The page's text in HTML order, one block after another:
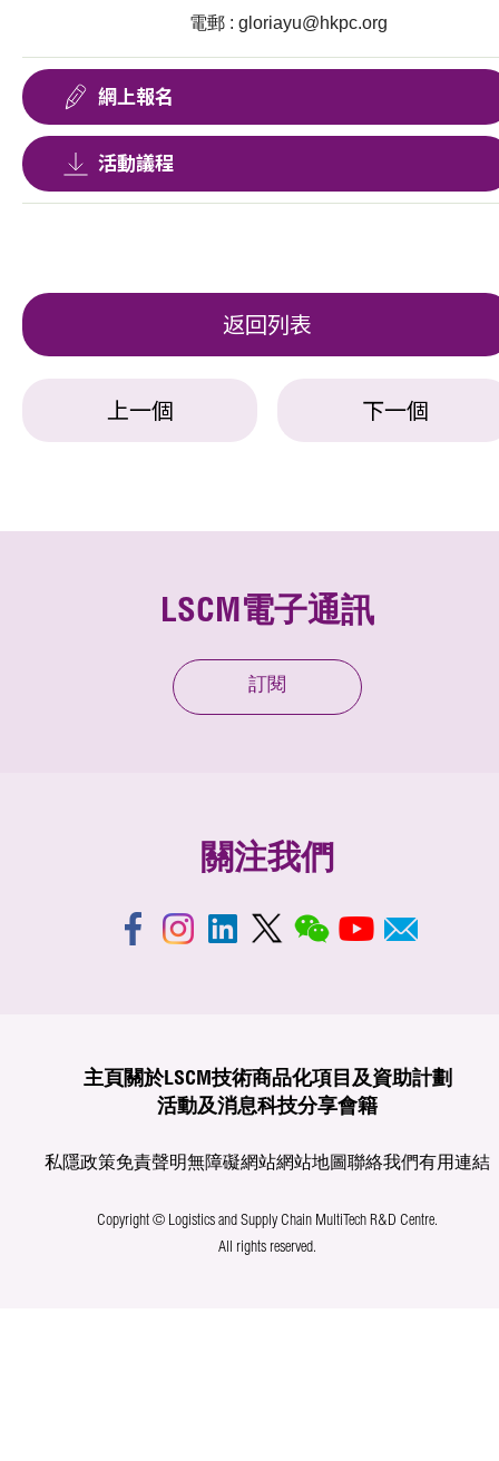
電郵 : gloriayu@hkpc.org
網上報名
活動議程
返回列表
上一個 下一個
LSCM電子通訊
訂閱
關注我們
主頁 關於LSCM技術商品化項目及資助計劃
活動及消息科技分享會籍
私隱政策免責聲明無障礙網站網站地圖聯絡我們有用連結
Copyright © Logistics and Supply Chain MultiTech R&D Centre.
All rights reserved.